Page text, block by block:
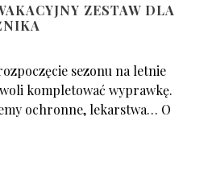
ZESTAW DLA
sezonu na letnie
kompletować wyprawkę.
ochronne, lekarstwa… O